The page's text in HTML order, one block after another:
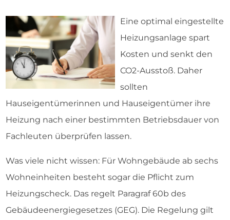
Eine optimal eingestellte
Heizungsanlage spart
Kosten und senkt den
CO2-Ausstoß. Daher
sollten
Hauseigentümerinnen und Hauseigentümer ihre
Heizung nach einer bestimmten Betriebsdauer von
Fachleuten überprüfen lassen.
Was viele nicht wissen: Für Wohngebäude ab sechs
Wohneinheiten besteht sogar die Pflicht zum
Heizungscheck. Das regelt Paragraf 60b des
Gebäudeenergiegesetzes (GEG). Die Regelung gilt